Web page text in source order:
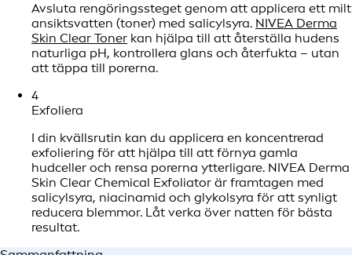
Avsluta rengöringssteget genom att applicera ett milt
ansiktsvatten (toner) med salicylsyra. NIVEA Derma
Skin Clear Toner kan hjälpa till att återställa hudens
naturliga pH, kontrollera glans och återfukta – utan
att täppa till porerna.
4
Exfoliera
I din kvällsrutin kan du applicera en koncentrerad
exfoliering för att hjälpa till att förnya gamla
hudceller och rensa porerna ytterligare. NIVEA Derma
Skin Clear Chemical Exfoliator är framtagen med
salicylsyra, niacinamid och glykolsyra för att synligt
reducera blemmor. Låt verka över natten för bästa
resultat.